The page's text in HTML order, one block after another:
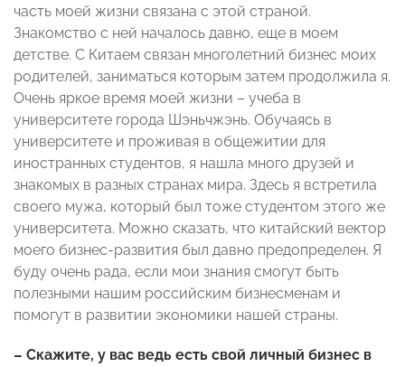
часть моей жизни связана с этой страной.
Знакомство с ней началось давно, еще в моем
детстве. С Китаем связан многолетний бизнес моих
родителей, заниматься которым затем продолжила я.
Очень яркое время моей жизни – учеба в
университете города Шэньчжэнь. Обучаясь в
университете и проживая в общежитии для
иностранных студентов, я нашла много друзей и
знакомых в разных странах мира. Здесь я встретила
своего мужа, который был тоже студентом этого же
университета. Можно сказать, что китайский вектор
моего бизнес-развития был давно предопределен. Я
буду очень рада, если мои знания смогут быть
полезными нашим российским бизнесменам и
помогут в развитии экономики нашей страны.
– Скажите, у вас ведь есть свой личный бизнес в